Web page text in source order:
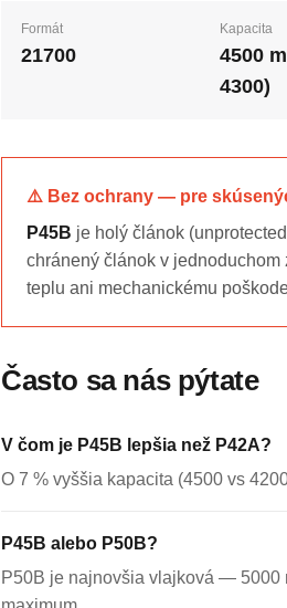
Formát
21700
Kapacita
4500
4300)
⚠️ Bez ochrany — pre
P45B je holý článok
chránený článok v
teplu ani mechanickému
Často sa nás pýtate
V čom je P45B lepšia než P42A?
O 7 % vyššia kapacita (4500 vs
P45B alebo P50B?
P50B je najnovšia vlajková — 5000